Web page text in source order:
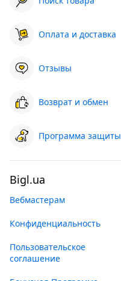
Оплата и доставка
Отзывы
Возврат и обмен
Программа защиты
Bigl.ua
Вебмастерам
Конфиденциальность
Пользовательское
соглашение